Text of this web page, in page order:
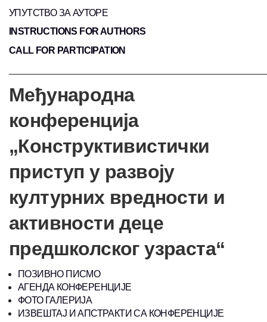
УПУТСТВО ЗА АУТОРЕ
INSTRUCTIONS FOR AUTHORS
CALL FOR PARTICIPATION
Међународна
конференција
„Конструктивистички
приступ у развоју
културних вредности и
активности деце
предшколског узраста“
ПОЗИВНО ПИСМО
АГЕНДА КОНФЕРЕНЦИЈЕ
ФОТО ГАЛЕРИЈА
ИЗВЕШТАЈ И АПСТРАКТИ СА КОНФЕРЕНЦИЈЕ